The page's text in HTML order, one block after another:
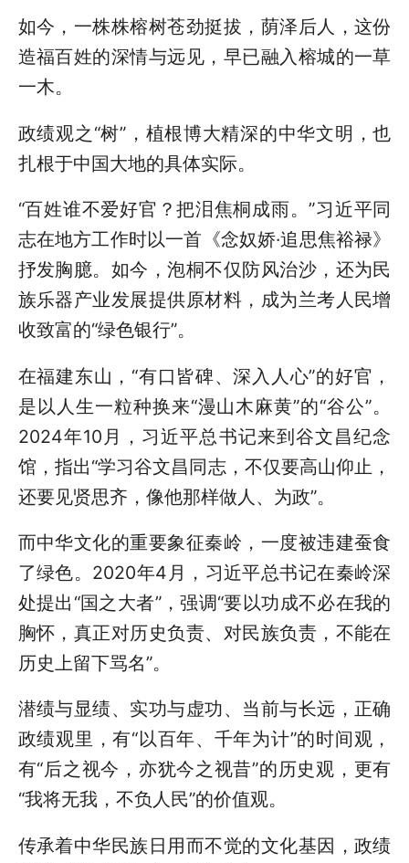
如今，一株株榕树苍劲挺拔，荫泽后人，这份
造福百姓的深情与远见，早已融入榕城的一草
一木。
政绩观之“树”，植根博大精深的中华文明，也
扎根于中国大地的具体实际。
“百姓谁不爱好官？把泪焦桐成雨。”习近平同
志在地方工作时以一首《念奴娇·追思焦裕禄》
抒发胸臆。如今，泡桐不仅防风治沙，还为民
族乐器产业发展提供原材料，成为兰考人民增
收致富的“绿色银行”。
在福建东山，“有口皆碑、深入人心”的好官，
是以人生一粒种换来“漫山木麻黄”的“谷公”。
2024年10月，习近平总书记来到谷文昌纪念
馆，指出“学习谷文昌同志，不仅要高山仰止，
还要见贤思齐，像他那样做人、为政”。
而中华文化的重要象征秦岭，一度被违建蚕食
了绿色。2020年4月，习近平总书记在秦岭深
处提出“国之大者”，强调“要以功成不必在我的
胸怀，真正对历史负责、对民族负责，不能在
历史上留下骂名”。
潜绩与显绩、实功与虚功、当前与长远，正确
政绩观里，有“以百年、千年为计”的时间观，
有“后之视今，亦犹今之视昔”的历史观，更有
“我将无我，不负人民”的价值观。
传承着中华民族日用而不觉的文化基因，政绩